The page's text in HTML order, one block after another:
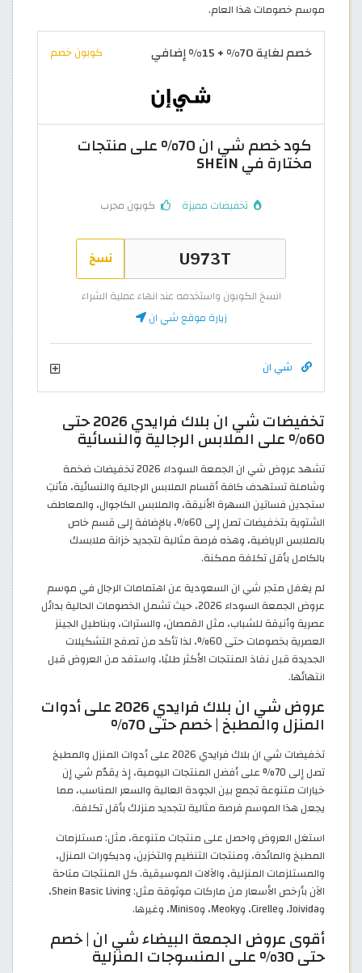
موسم خصومات هذا العام.
خصم لغاية 70% + 15% إضافي كوبون خصم
كود خصم شي ان 70% على منتجات
مختارة في SHEIN
تخفيضات مميزة كوبون مجرب
نسخ
انسخ الكوبون واستخدمه عند انهاء عملية الشراء
زيارة موقع شي ان
شي ان
تخفيضات شي ان بلاك فرايدي 2026 حتى
60% على الملابس الرجالية والنسائية
تشهد عروض شي ان الجمعة السوداء 2026 تخفيضات ضخمة
وشاملة تستهدف كافة أقسام الملابس الرجالية والنسائية، فأنتِ
ستجدين فساتين السهرة الأنيقة، والملابس الكاجوال، والمعاطف
الشتوية بتخفيضات تصل إلى 60%، بالإضافة إلى قسم خاص
بالملابس الرياضية، وهذه فرصة مثالية لتجديد خزانة ملابسك
بالكامل بأقل تكلفة ممكنة.
لم يغفل متجر شي ان السعودية عن اهتمامات الرجال في موسم
عروض الجمعة السوداء 2026، حيث تشمل الخصومات الحالية بدائل
عصرية وأنيقة للشباب، مثل القمصان، والسترات، وبناطيل الجينز
العصرية بخصومات حتى 60%، لذا تأكد من تصفح التشكيلات
الجديدة قبل نفاذ المنتجات الأكثر طلبًا، واستفد من العروض قبل
انتهائها.
عروض شي ان بلاك فرايدي 2026 على أدوات
المنزل والمطبخ | خصم حتى 70%
تخفيضات شي ان بلاك فرايدي 2026 على أدوات المنزل والمطبخ
تصل إلى 70% على أفضل المنتجات اليومية، إذ يقدّم شي إن
خيارات متنوعة تجمع بين الجودة العالية والسعر المناسب، مما
يجعل هذا الموسم فرصة مثالية لتجديد منزلك بأقل تكلفة.
استغل العروض واحصل على منتجات متنوعة، مثل: مستلزمات
المطبخ والمائدة، ومنتجات التنظيم والتخزين، وديكورات المنزل،
والمستلزمات المنزلية، والآلات الموسيقية. كل المنتجات متاحة
الآن بأرخص الأسعار من ماركات موثوقة مثل: Shein Basic Living،
وJoivida، وCirelle، وMeoky، وMiniso، وغيرها.
أقوى عروض الجمعة البيضاء شي ان | خصم
حتى 30% على المنسوجات المنزلية